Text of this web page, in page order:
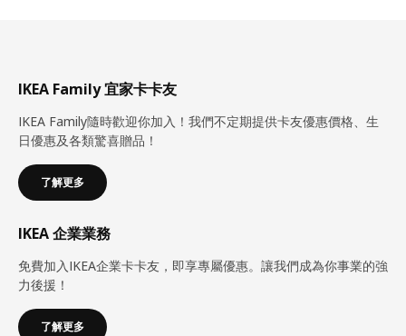
IKEA Family 宜家卡卡友
IKEA Family隨時歡迎你加入！我們不定期提供卡友優惠價格、生
日優惠及各類驚喜贈品！
了解更多
IKEA 企業業務
免費加入IKEA企業卡卡友，即享專屬優惠。讓我們成為你事業的強
力後援！
了解更多